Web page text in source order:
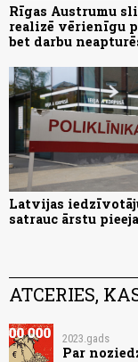
Rīgas Austrumu
realizē vērienīgu
bet darbu
Latvijas
satrauc ārstu
ATCERIES,
2023.gads
Par